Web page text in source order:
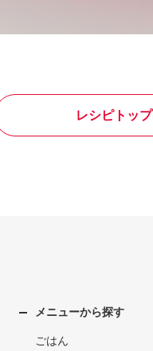
レシピトップ
メニューから探す
ごはん